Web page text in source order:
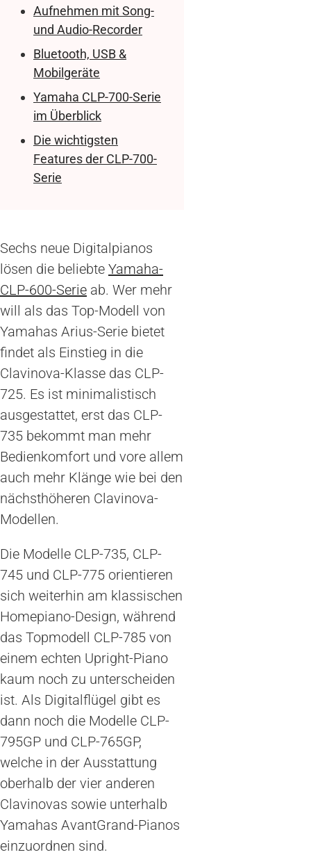
Aufnehmen mit Song-
und Audio-Recorder
Bluetooth, USB &
Mobilgeräte
Yamaha CLP-700-Serie
im Überblick
Die wichtigsten
Features der CLP-700-
Serie
Sechs neue Digitalpianos
lösen die beliebte Yamaha-
CLP-600-Serie ab. Wer mehr
will als das Top-Modell von
Yamahas Arius-Serie bietet
findet als Einstieg in die
Clavinova-Klasse das CLP-
725. Es ist minimalistisch
ausgestattet, erst das CLP-
735 bekommt man mehr
Bedienkomfort und vore allem
auch mehr Klänge wie bei den
nächsthöheren Clavinova-
Modellen.
Die Modelle CLP-735, CLP-
745 und CLP-775 orientieren
sich weiterhin am klassischen
Homepiano-Design, während
das Topmodell CLP-785 von
einem echten Upright-Piano
kaum noch zu unterscheiden
ist. Als Digitalflügel gibt es
dann noch die Modelle CLP-
795GP und CLP-765GP,
welche in der Ausstattung
oberhalb der vier anderen
Clavinovas sowie unterhalb
Yamahas AvantGrand-Pianos
einzuordnen sind.